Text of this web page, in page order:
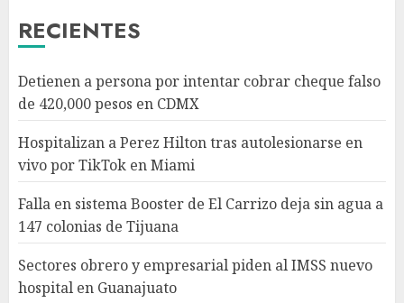
RECIENTES
Detienen a persona por intentar cobrar cheque falso
de 420,000 pesos en CDMX
Hospitalizan a Perez Hilton tras autolesionarse en
vivo por TikTok en Miami
Falla en sistema Booster de El Carrizo deja sin agua a
147 colonias de Tijuana
Sectores obrero y empresarial piden al IMSS nuevo
hospital en Guanajuato
4
Sectores obrero y empresarial
piden al IMSS nuevo hospital
en Guanajuato
AGOSTO 6, 2026
5
Ramírez Marín aspira a la
presidencia del Senado pero
AGOSTO 6, 2026